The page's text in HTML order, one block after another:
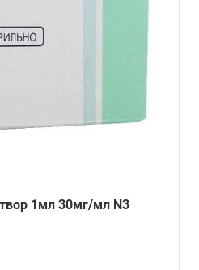
1мл 30мг/мл N3